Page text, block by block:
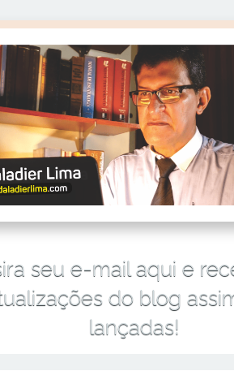
seu e-mail aqui e
do blog
lançadas!